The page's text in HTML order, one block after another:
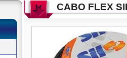
CABO FLEX